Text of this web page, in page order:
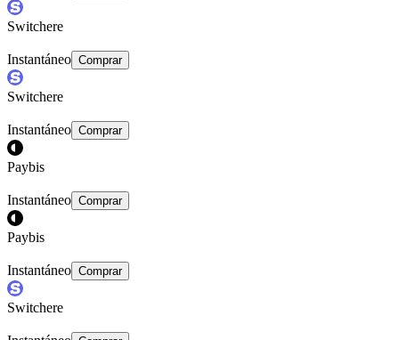
Switchere
Instantáneo Comprar
Switchere
Instantáneo Comprar
Paybis
Instantáneo Comprar
Paybis
Instantáneo Comprar
Switchere